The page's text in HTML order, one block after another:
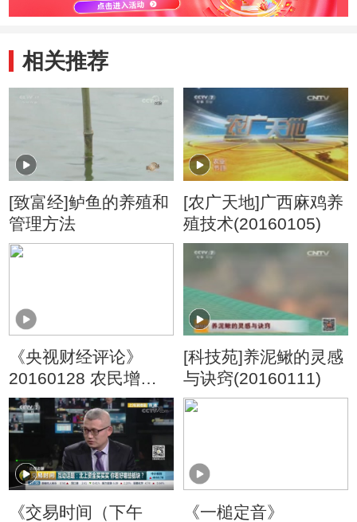
相关推荐
[致富经]鲈鱼的养殖和
管理方法
[农广天地]广西麻鸡养
殖技术(20160105)
《央视财经评论》
20160128 农民增收
靠种地还是打工？
[科技苑]养泥鳅的灵感
与诀窍(20160111)
《交易时间（下午
《一槌定音》